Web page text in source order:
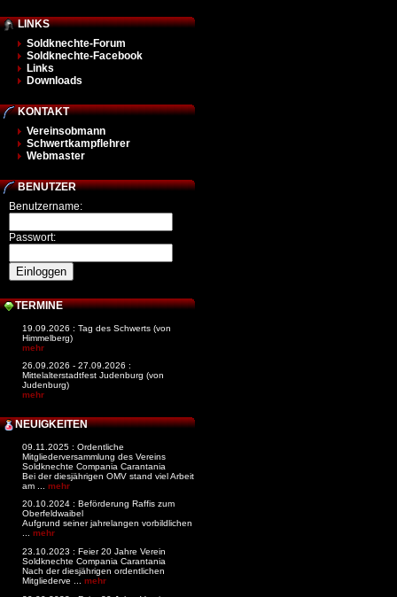
LINKS
Soldknechte-Forum
Soldknechte-Facebook
Links
Downloads
KONTAKT
Vereinsobmann
Schwertkampflehrer
Webmaster
BENUTZER
Benutzername:
Passwort:
TERMINE
19.09.2026 : Tag des Schwerts (von
Himmelberg)
mehr
26.09.2026 - 27.09.2026 :
Mittelalterstadtfest Judenburg (von
Judenburg)
mehr
NEUIGKEITEN
09.11.2025 : Ordentliche
Mitgliederversammlung des Vereins
Soldknechte Compania Carantania
Bei der diesjährigen OMV stand viel Arbeit
am ... mehr
20.10.2024 : Beförderung Raffis zum
Oberfeldwaibel
Aufgrund seiner jahrelangen vorbildlichen
... mehr
23.10.2023 : Feier 20 Jahre Verein
Soldknechte Compania Carantania
Nach der diesjährigen ordentlichen
Mitgliederve ... mehr